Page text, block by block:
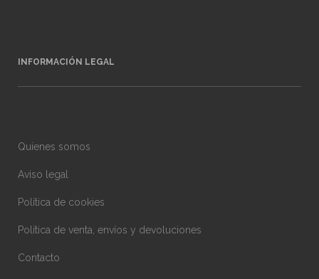
INFORMACIÓN LEGAL
Quienes somos
Aviso legal
Política de cookies
Política de venta, envíos y devoluciones
Contacto